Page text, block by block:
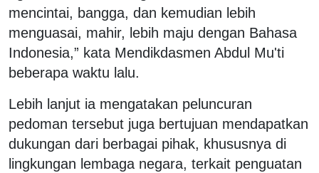
mencintai, bangga, dan kemudian lebih
menguasai, mahir, lebih maju dengan Bahasa
Indonesia,” kata Mendikdasmen Abdul Mu'ti
beberapa waktu lalu.
Lebih lanjut ia mengatakan peluncuran
pedoman tersebut juga bertujuan mendapatkan
dukungan dari berbagai pihak, khususnya di
lingkungan lembaga negara, terkait penguatan